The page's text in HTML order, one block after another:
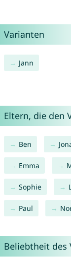
Varianten
Jann
Eltern, die den
Ben
Emma
Sophie
Paul
Beliebtheit des